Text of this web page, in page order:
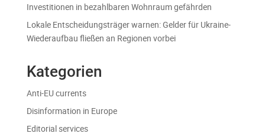
Investitionen in bezahlbaren Wohnraum gefährden
Lokale Entscheidungsträger warnen: Gelder für Ukraine-
Wiederaufbau fließen an Regionen vorbei
Kategorien
Anti-EU currents
Disinformation in Europe
Editorial services